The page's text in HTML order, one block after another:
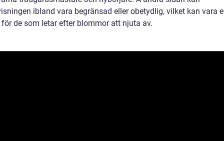
ibland vara begränsad eller obetydlig, vilket kan vara
de som letar efter blommor att njuta av.